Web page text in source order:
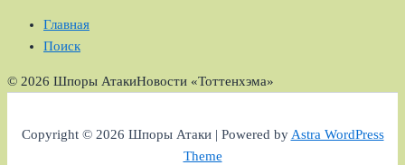
Главная
Поиск
© 2026 Шпоры АтакиНовости «Тоттенхэма»
Copyright © 2026 Шпоры Атаки | Powered byAstra WordPress
Theme